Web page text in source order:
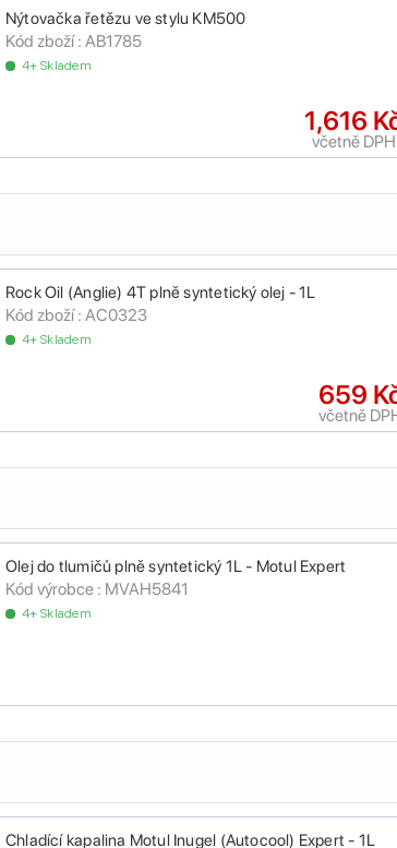
Nýtovačka řetězu ve stylu KM500
Kód zboží : AB1785
4+ Skladem
1,616
včetně DPH
Rock Oil (Anglie) 4T plně syntetický olej - 1L
Kód zboží : AC0323
4+ Skladem
659
včetně
Olej do tlumičů plně syntetický 1L - Motul Expert
Kód výrobce : MVAH5841
4+ Skladem
Chladící kapalina Motul Inugel (Autocool) Expert - 1L